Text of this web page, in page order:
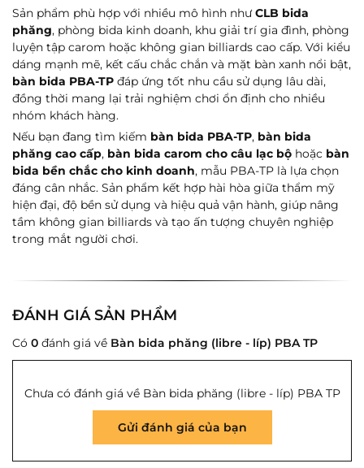
Sản phẩm phù hợp với nhiều mô hình nhưCLB bida
phăng, phòng bida kinh doanh, khu giải trí gia đình, phòng
luyện tập carom hoặc không gian billiards cao cấp. Với kiểu
dáng mạnh mẽ, kết cấu chắc chắn và mặt bàn xanh nổi bật,
bàn bida PBA-TP đáp ứng tốt nhu cầu sử dụng lâu dài,
đồng thời mang lại trải nghiệm chơi ổn định cho nhiều
nhóm khách hàng.
Nếu bạn đang tìm kiếm bàn bida PBA-TP, bàn bida
phăng cao cấp, bàn bida carom cho câu lạc bộ hoặc bàn
bida bền chắc cho kinh doanh, mẫu PBA-TP là lựa chọn
đáng cân nhắc. Sản phẩm kết hợp hài hòa giữa thẩm mỹ
hiện đại, độ bền sử dụng và hiệu quả vận hành, giúp nâng
tầm không gian billiards và tạo ấn tượng chuyên nghiệp
trong mắt người chơi.
ĐÁNH GIÁ SẢN PHẨM
Có 0 đánh giá về Bàn bida phăng (libre - líp) PBA TP
Chưa có đánh giá về Bàn bida phăng (libre - líp) PBA TP
Gửi đánh giá của bạn